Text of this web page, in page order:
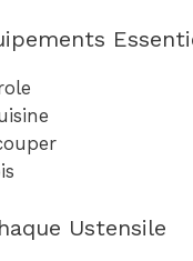
Ustensile